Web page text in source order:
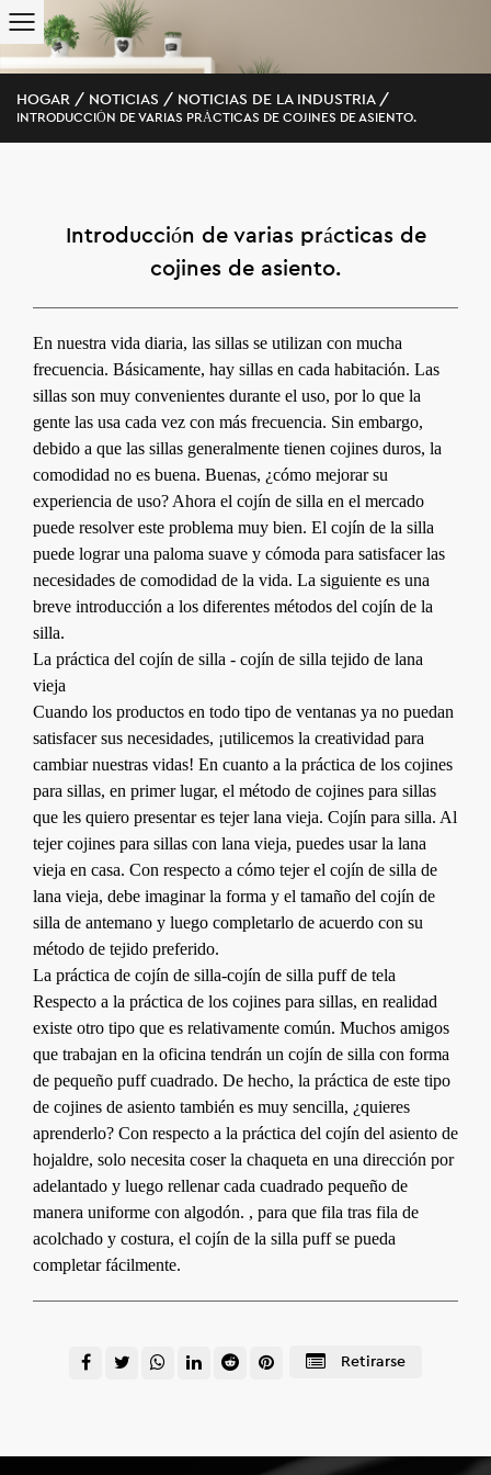
HOGAR / NOTICIAS / NOTICIAS DE LA INDUSTRIA/
INTRODUCCIÓN DE VARIAS PRÁCTICAS DE COJINES DE ASIENTO.
Introducción de varias prácticas de
cojines de asiento.
En nuestra vida diaria, las sillas se utilizan con mucha
frecuencia. Básicamente, hay sillas en cada habitación. Las
sillas son muy convenientes durante el uso, por lo que la
gente las usa cada vez con más frecuencia. Sin embargo,
debido a que las sillas generalmente tienen cojines duros, la
comodidad no es buena. Buenas, ¿cómo mejorar su
experiencia de uso? Ahora el cojín de silla en el mercado
puede resolver este problema muy bien. El cojín de la silla
puede lograr una paloma suave y cómoda para satisfacer las
necesidades de comodidad de la vida. La siguiente es una
breve introducción a los diferentes métodos del cojín de la
silla.
La práctica del cojín de silla - cojín de silla tejido de lana
vieja
Cuando los productos en todo tipo de ventanas ya no puedan
satisfacer sus necesidades, ¡utilicemos la creatividad para
cambiar nuestras vidas! En cuanto a la práctica de los cojines
para sillas, en primer lugar, el método de cojines para sillas
que les quiero presentar es tejer lana vieja. Cojín para silla. Al
tejer cojines para sillas con lana vieja, puedes usar la lana
vieja en casa. Con respecto a cómo tejer el cojín de silla de
lana vieja, debe imaginar la forma y el tamaño del cojín de
silla de antemano y luego completarlo de acuerdo con su
método de tejido preferido.
La práctica de cojín de silla-cojín de silla puff de tela
Respecto a la práctica de los cojines para sillas, en realidad
existe otro tipo que es relativamente común. Muchos amigos
que trabajan en la oficina tendrán un cojín de silla con forma
de pequeño puff cuadrado. De hecho, la práctica de este tipo
de cojines de asiento también es muy sencilla, ¿quieres
aprenderlo? Con respecto a la práctica del cojín del asiento de
hojaldre, solo necesita coser la chaqueta en una dirección por
adelantado y luego rellenar cada cuadrado pequeño de
manera uniforme con algodón. , para que fila tras fila de
acolchado y costura, el cojín de la silla puff se pueda
completar fácilmente.
Retirarse